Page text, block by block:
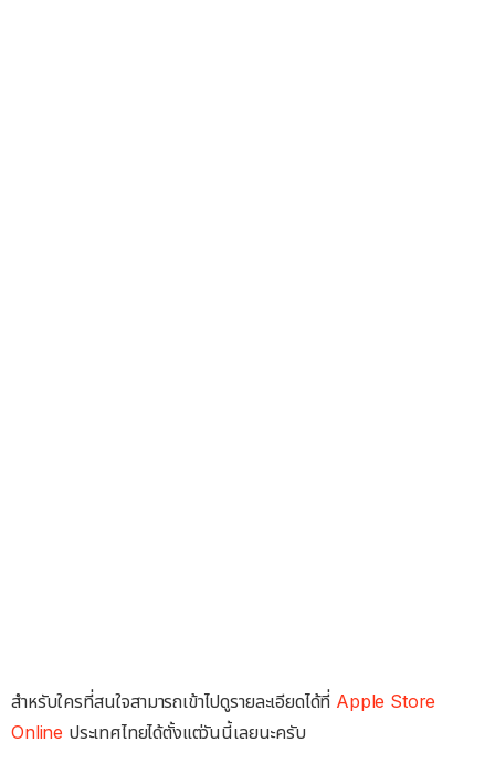
สำหรับใครที่สนใจสามารถเข้าไปดูรายละเอียดได้ที่ Apple Store
Online ประเทศไทยได้ตั้งแต่วันนี้เลยนะครับ